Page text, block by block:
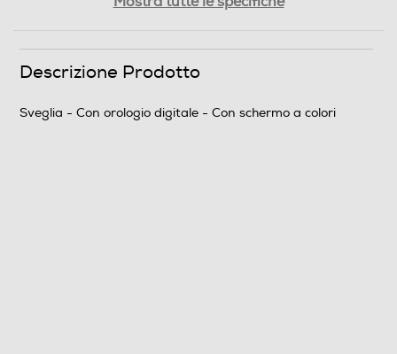
Descrizione Prodotto
Sveglia - Con orologio digitale - Con schermo a colori